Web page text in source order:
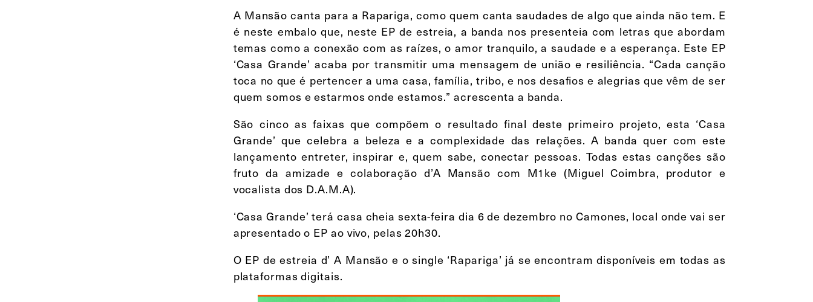
A Mansão canta para a Rapariga, como quem canta saudades de algo que ainda não tem. E
é neste embalo que, neste EP de estreia, a banda nos presenteia com letras que abordam
temas como a conexão com as raízes, o amor tranquilo, a saudade e a esperança. Este EP
‘Casa Grande’ acaba por transmitir uma mensagem de união e resiliência. “Cada canção
toca no que é pertencer a uma casa, família, tribo, e nos desafios e alegrias que vêm de ser
quem somos e estarmos onde estamos.” acrescenta a banda.
São cinco as faixas que compõem o resultado final deste primeiro projeto, esta ‘Casa
Grande’ que celebra a beleza e a complexidade das relações. A banda quer com este
lançamento entreter, inspirar e, quem sabe, conectar pessoas. Todas estas canções são
fruto da amizade e colaboração d’A Mansão com M1ke (Miguel Coimbra, produtor e
vocalista dos D.A.M.A).
‘Casa Grande’ terá casa cheia sexta-feira dia 6 de dezembro no Camones, local onde vai ser
apresentado o EP ao vivo, pelas 20h30.
O EP de estreia d’ A Mansão e o single ‘Rapariga’ já se encontram disponíveis em todas as
plataformas digitais.